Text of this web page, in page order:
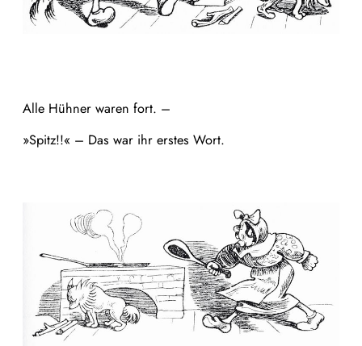
Alle Hühner waren fort. –
»Spitz!!« – Das war ihr erstes Wort.